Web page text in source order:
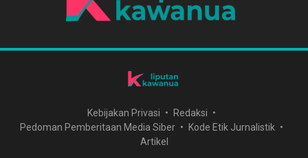
Kebijakan Privasi
Redaksi
Pedoman Pemberitaan Media Siber
Kode Etik Jurnalistik
Artikel